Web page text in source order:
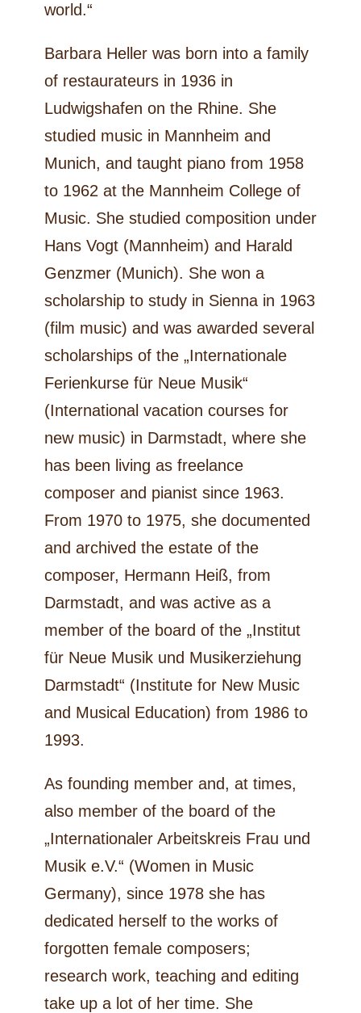
world.“
Barbara Heller was born into a family
of restaurateurs in 1936 in
Ludwigshafen on the Rhine. She
studied music in Mannheim and
Munich, and taught piano from 1958
to 1962 at the Mannheim College of
Music. She studied composition under
Hans Vogt (Mannheim) and Harald
Genzmer (Munich). She won a
scholarship to study in Sienna in 1963
(film music) and was awarded several
scholarships of the „Internationale
Ferienkurse für Neue Musik“
(International vacation courses for
new music) in Darmstadt, where she
has been living as freelance
composer and pianist since 1963.
From 1970 to 1975, she documented
and archived the estate of the
composer, Hermann Heiß, from
Darmstadt, and was active as a
member of the board of the „Institut
für Neue Musik und Musikerziehung
Darmstadt“ (Institute for New Music
and Musical Education) from 1986 to
1993.
As founding member and, at times,
also member of the board of the
„Internationaler Arbeitskreis Frau und
Musik e.V.“ (Women in Music
Germany), since 1978 she has
dedicated herself to the works of
forgotten female composers;
research work, teaching and editing
take up a lot of her time. She